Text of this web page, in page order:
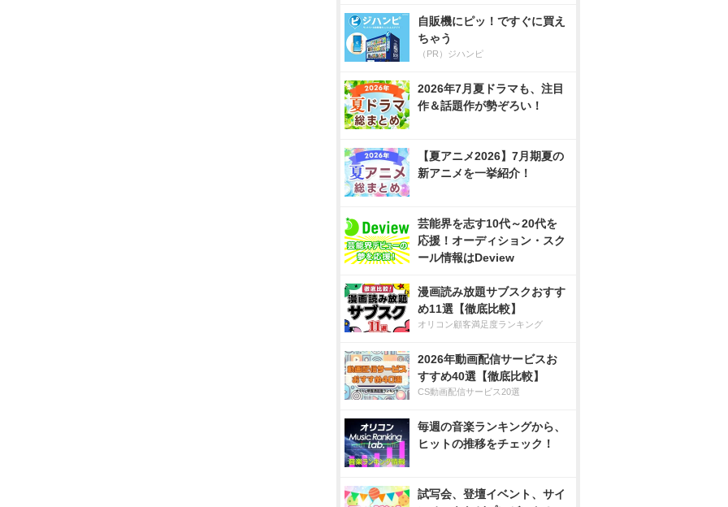
自販機にピッ！ですぐに買え
ちゃう
（PR）ジハンピ
2026年7月夏ドラマも、注目
作＆話題作が勢ぞろい！
【夏アニメ2026】7月期夏の
新アニメを一挙紹介！
芸能界を志す10代～20代を
応援！オーディション・スク
ール情報はDeview
漫画読み放題サブスクおすす
め11選【徹底比較】
オリコン顧客満足度ランキング
2026年動画配信サービスお
すすめ40選【徹底比較】
CS動画配信サービス20選
毎週の音楽ランキングから、
ヒットの推移をチェック！
試写会、登壇イベント、サイ